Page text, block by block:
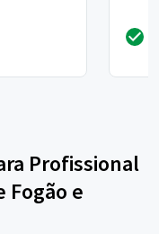
Profissional
Fogão e